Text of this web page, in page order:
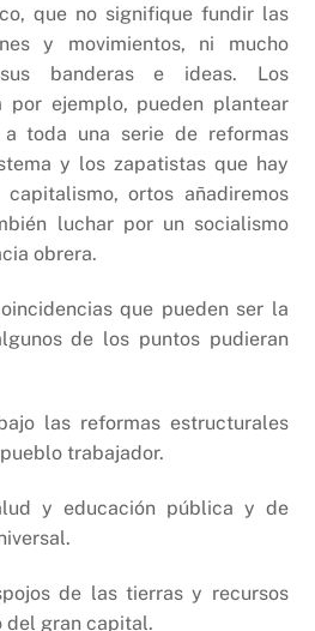
que no signifique fundir las
y movimientos, ni mucho
banderas e ideas. Los
por ejemplo, pueden plantear
toda una serie de reformas
y los zapatistas que hay
ortos añadiremos
luchar por un socialismo
obrera.
que pueden ser la
de los puntos pudieran
las reformas estructurales
trabajador.
y educación pública y de
de las tierras y recursos
del gran capital.